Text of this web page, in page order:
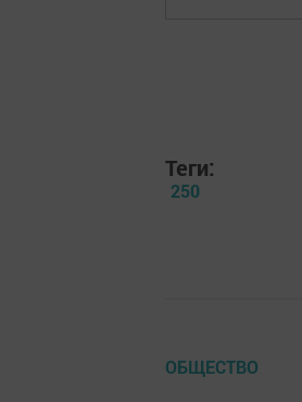
Теги:
250
ОБЩЕСТВО